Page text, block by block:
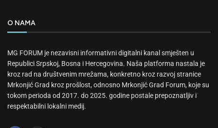
O NAMA
MG FORUM je nezavisni informativni digitalni kanal smješten u
Republici Srpskoj, Bosna i Hercegovina. Naša platforma nastala je
kroz rad na društvenim mrežama, konkretno kroz razvoj stranice
Mrkonjić Grad kroz prošlost, odnosno Mrkonjić Grad Forum, koje su
tokom perioda od 2017. do 2025. godine postale prepoznatljiv i
respektabilni lokalni medij.